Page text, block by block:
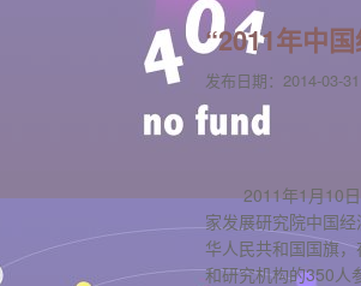
“2011年中
发布日期： 2014-03-
2011年1月10
家发展研究院中国
华人民共和国国旗
和研究机构的350人